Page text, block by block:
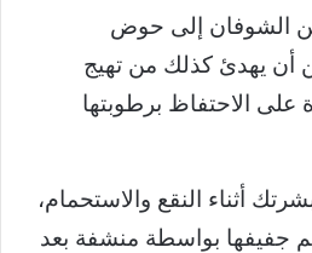
الشوفان إلى حوض
أن يهدئ كذلك من تهيج
على الاحتفاظ برطوبتها
أثناء النقع والاستحمام،
جفيفها بواسطة منشفة بعد